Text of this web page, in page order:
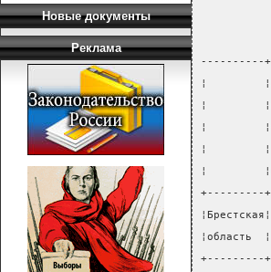
Новые документы
Реклама
----------
¦
¦
¦
¦
¦
+---------
+---------